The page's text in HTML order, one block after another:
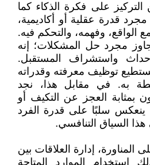
على فكرة الذكاء كما
قدرة عقلية أو أكاديمية،
الواقع، وفهمه، والتحكم فيه.
مجرد حل المشكلات؛ إنه
واستشراف المستقبل.
توظيف معرفته وقدراته
به. في مقابل هذا، نجد
بمثابة العجز عن التكيف أو
ينعكس سلبًا على قدرة الفرد
هذا السياق التنافسي.
المناورة، إدارة العلاقات بين
استخدام الموارد المتاحة